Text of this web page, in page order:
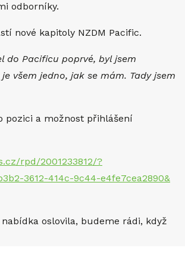
odborníky.
nové kapitoly NZDM Pacific.
do Pacificu poprvé, byl jsem
je všem jedno, jak se mám. Tady jsem
pozici a možnost přihlášení
rpd/2001233812/?
3612-414c-9c44-e4fe7cea2890&
nabídka oslovila, budeme rádi, když